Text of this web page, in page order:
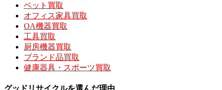
ベット買取
オフィス家具買取
OA機器買取
工具買取
厨房機器買取
ブランド品買取
健康器具・スポーツ買取